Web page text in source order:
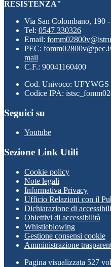
RESISTENZA"
Via San Colombano, 190
Tel: 0547 330326
Email:
PEC:
mail
C.F.: 90041160400
Cod. Univoco: UFYWGS
Codice IPA:
Seguici su
Youtube
Sezione Link Utili
Cookie policy
Note legali
Informativa Privacy
Ufficio Relazioni con il
Dichiarazione di
Obiettivi di accessibilità
Whistleblowing
Gestione consensi cookie
Amministrazione
Pagina visualizzata 527